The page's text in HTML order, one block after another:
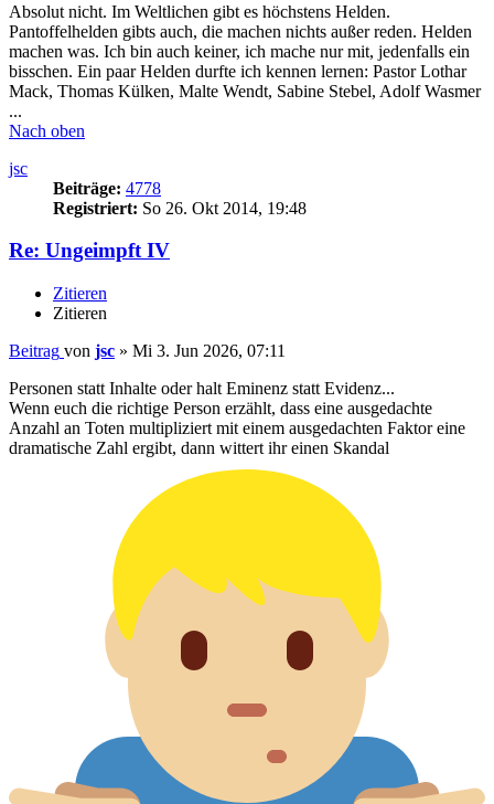
Absolut nicht. Im Weltlichen gibt es höchstens Helden.
Pantoffelhelden gibts auch, die machen nichts außer reden. Helden
machen was. Ich bin auch keiner, ich mache nur mit, jedenfalls ein
bisschen. Ein paar Helden durfte ich kennen lernen: Pastor Lothar
Mack, Thomas Külken, Malte Wendt, Sabine Stebel, Adolf Wasmer
...
Nach oben
jsc
Beiträge: 4778
Registriert: So 26. Okt 2014, 19:48
Re: Ungeimpft IV
Zitieren
Zitieren
Beitrag von jsc » Mi 3. Jun 2026, 07:11
Personen statt Inhalte oder halt Eminenz statt Evidenz...
Wenn euch die richtige Person erzählt, dass eine ausgedachte
Anzahl an Toten multipliziert mit einem ausgedachten Faktor eine
dramatische Zahl ergibt, dann wittert ihr einen Skandal